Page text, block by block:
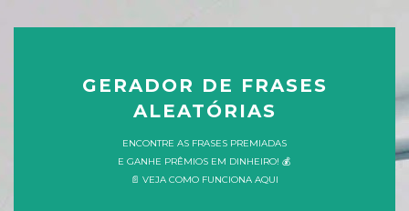
GERADOR DE FRASES
ALEATÓRIAS
ENCONTRE AS FRASES PREMIADAS
E GANHE PRÊMIOS EM DINHEIRO! 💰
📄 VEJA COMO FUNCIONA AQUI